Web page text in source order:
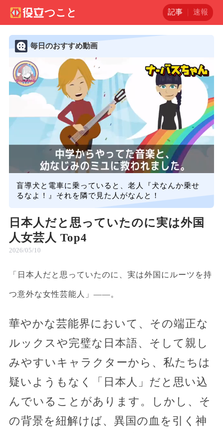
記事 速報
毎日のおすすめ動画
盲導犬と電車に乗っていると、老人『犬なんか乗せ
るなよ！』それを隣で見た人がなんと！
日本人だと思っていたのに実は外国
人女芸人 Top4
2026/05/10
「日本人だと思っていたのに、実は外国にルーツを持
つ意外な女性芸能人」――。
華やかな芸能界において、その端正な
ルックスや完璧な日本語、そして親し
みやすいキャラクターから、私たちは
疑いようもなく「日本人」だと思い込
んでいることがあります。しかし、そ
の背景を紐解けば、異国の血を引く神